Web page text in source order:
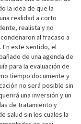
la idea de que la
realidad a corto
realista y no
al fracaso a
. En este sentido, el
de una agenda de
para la evaluación de
tiempo documente y
no será posible sin
una inversión y un
de tratamiento y
salud sin los cuales la